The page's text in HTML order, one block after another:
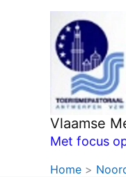
Vlaamse
Met focus
Home